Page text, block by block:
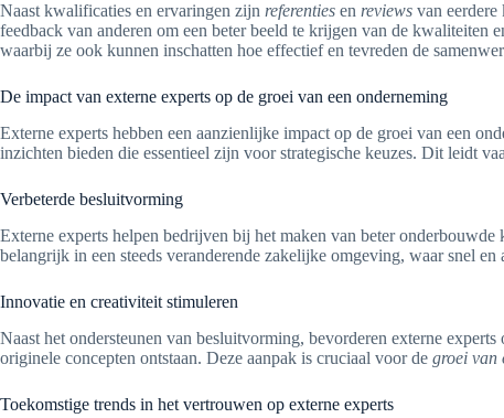
Naast kwalificaties en ervaringen zijn referenties en reviews van
feedback van anderen om een beter beeld te krijgen van de kwaliteiten
waarbij ze ook kunnen inschatten hoe effectief en tevreden de
De impact van externe experts op de groei van een onderneming
Externe experts hebben een aanzienlijke impact op de groei van een
inzichten bieden die essentieel zijn voor strategische keuzes. Dit leidt
Verbeterde besluitvorming
Externe experts helpen bedrijven bij het maken van beter
belangrijk in een steeds veranderende zakelijke omgeving, waar snel en
Innovatie en creativiteit stimuleren
Naast het ondersteunen van besluitvorming, bevorderen externe
originele concepten ontstaan. Deze aanpak is cruciaal voor de groei van
Toekomstige trends in het vertrouwen op externe experts